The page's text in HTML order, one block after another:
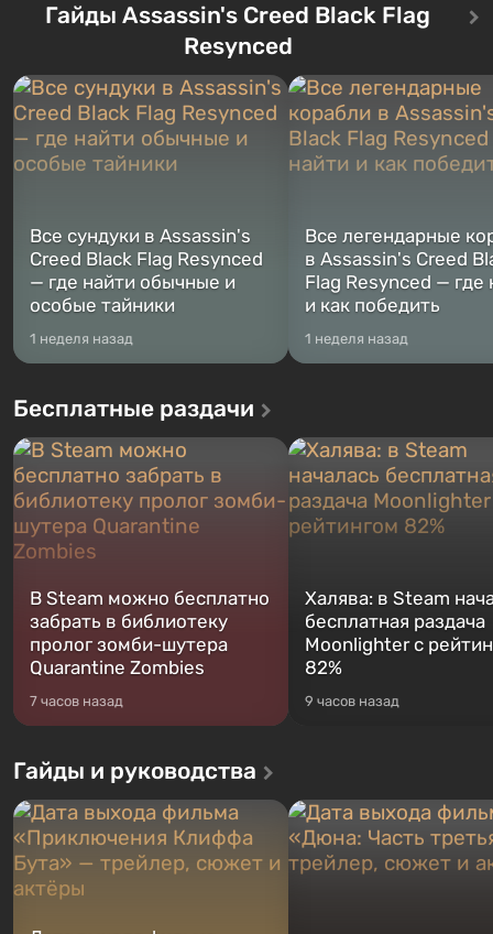
сразу трех персонажей: Майкла,
Тревора и Франклина, между
Жанр и...
Оно же, по задумке
Vault-Tec, должно
Место действия Fallout...
Гайды Assassin's Creed Black Flag
Resynced
Все сундуки в Assassin's
Creed Black Flag Resynced
— где найти обычные и
особые тайники
1 неделя назад
Все легендарные
в Assassin's Creed
Flag Resynced — где
и как победить
1 неделя назад
Бесплатные раздачи
В Steam можно бесплатно
забрать в библиотеку
пролог зомби-шутера
Quarantine Zombies
7 часов назад
Халява: в Steam
бесплатная раздача
Moonlighter с
82%
9 часов назад
Гайды и руководства